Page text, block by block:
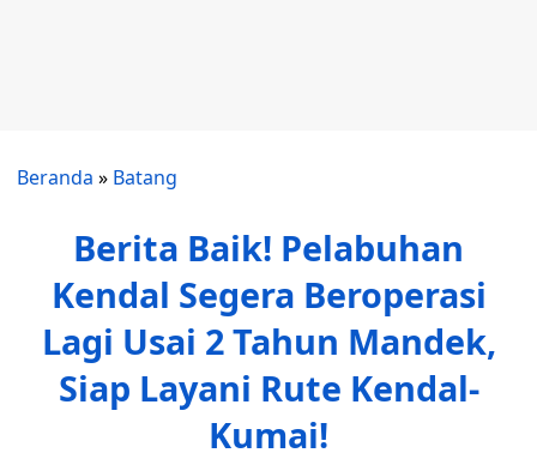
Beranda » Batang
Berita Baik! Pelabuhan
Kendal Segera Beroperasi
Lagi Usai 2 Tahun Mandek,
Siap Layani Rute Kendal-
Kumai!